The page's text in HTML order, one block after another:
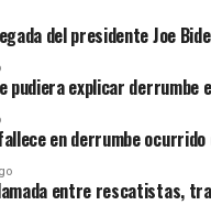
del presidente Joe
pudiera explicar derrumbe
en derrumbe
entre rescatistas,